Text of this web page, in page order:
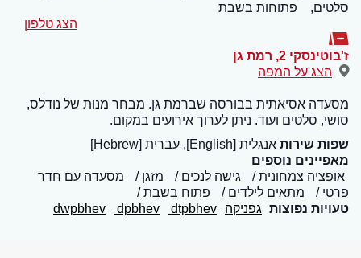
סלטים,
פתוחות בשבת
הצג טלפון
ז'בוטינסקי 2 , רמת גן
הצג על המפה
מסעדה אסיאתית בבורסה שברמת גן. מבחר מנות של נודלס,
סושי, סלטים ועוד. ניתן לערוך אירועים במקום.
שפות שירות אנגלית [English], עברית [Hebrew]
מאפיינים נוספים
אופציה צמחונית
גישה לנכים מזגן
מסעדה עם חדר
פרטי
מתאים לילדים
פתוח בשבת
טעויות נפוצות גפניקה dwpbhev dpbhev dtpbhev